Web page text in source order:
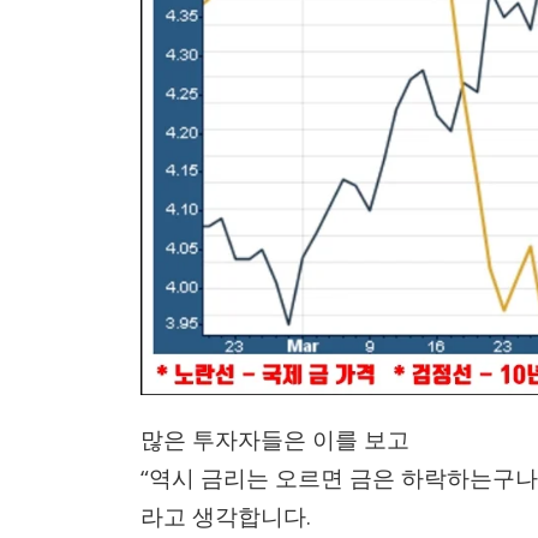
많은 투자자들은 이를 보고
“역시 금리는 오르면 금은 하락하는구
라고 생각합니다.